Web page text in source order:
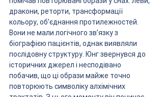
дракони, реторти, трансформації
кольору, об’єднання протилежностей.
Вони не мали логічного зв’язку з
біографією пацієнтів, однак виявляли
послідовну структуру. Юнг звернувся до
історичних джерел і несподівано
побачив, що ці образи майже точно
повторюють символіку алхімічних